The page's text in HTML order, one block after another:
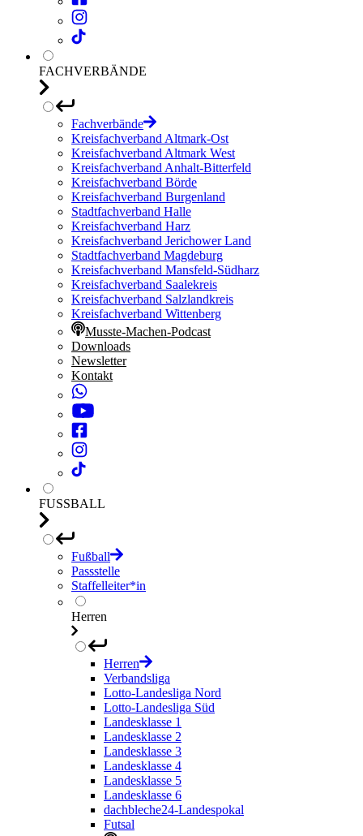
FACHVERBÄNDE
Fachverbände
Kreisfachverband Altmark-Ost
Kreisfachverband Altmark West
Kreisfachverband Anhalt-Bitterfeld
Kreisfachverband Börde
Kreisfachverband Burgenland
Stadtfachverband Halle
Kreisfachverband Harz
Kreisfachverband Jerichower Land
Stadtfachverband Magdeburg
Kreisfachverband Mansfeld-Südharz
Kreisfachverband Saalekreis
Kreisfachverband Salzlandkreis
Kreisfachverband Wittenberg
Musste-Machen-Podcast
Downloads
Newsletter
Kontakt
FUSSBALL
Fußball
Passstelle
Staffelleiter*in
Herren
Herren
Verbandsliga
Lotto-Landesliga Nord
Lotto-Landesliga Süd
Landesklasse 1
Landesklasse 2
Landesklasse 3
Landesklasse 4
Landesklasse 5
Landesklasse 6
dachbleche24-Landespokal
Futsal